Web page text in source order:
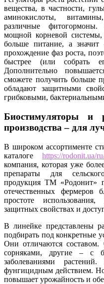
вещества, в частности,
аминокислоты,
различные
мощной корневой системы,
больше питание, а
прохождение фаз роста,
быстрее (или собрать
Дополнительно
сможете получить больше
обладают защитными
грибковыми,
Биостимуляторы и
производства – для
В широком ассортименте
каталоге https://rodonit.ua/
компания, которая уже
препараты для
продукция ТМ «Родонит»
отечественных фермеров
простоте использования,
защитных свойствах и
В линейке представлены
подбирать под конкретные
Они отличаются
сорняками, другие – с
заболеваниями
фунгицидным действием.
повышает урожайность и